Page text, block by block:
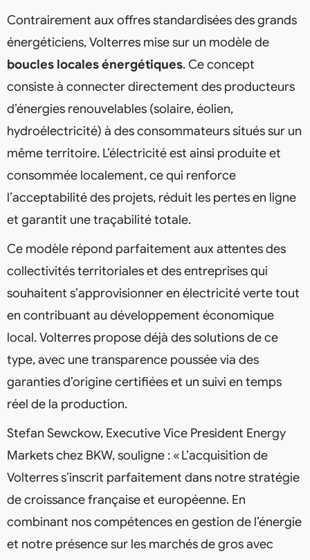
Contrairement aux offres standardisées des grands
énergéticiens, Volterres mise sur un modèle de
boucles locales énergétiques. Ce concept
consiste à connecter directement des producteurs
d’énergies renouvelables (solaire, éolien,
hydroélectricité) à des consommateurs situés sur un
même territoire. L’électricité est ainsi produite et
consommée localement, ce qui renforce
l’acceptabilité des projets, réduit les pertes en ligne
et garantit une traçabilité totale.
Ce modèle répond parfaitement aux attentes des
collectivités territoriales et des entreprises qui
souhaitent s’approvisionner en électricité verte tout
en contribuant au développement économique
local. Volterres propose déjà des solutions de ce
type, avec une transparence poussée via des
garanties d’origine certifiées et un suivi en temps
réel de la production.
Stefan Sewckow, Executive Vice President Energy
Markets chez BKW, souligne : « L’acquisition de
Volterres s’inscrit parfaitement dans notre stratégie
de croissance française et européenne. En
combinant nos compétences en gestion de l’énergie
et notre présence sur les marchés de gros avec